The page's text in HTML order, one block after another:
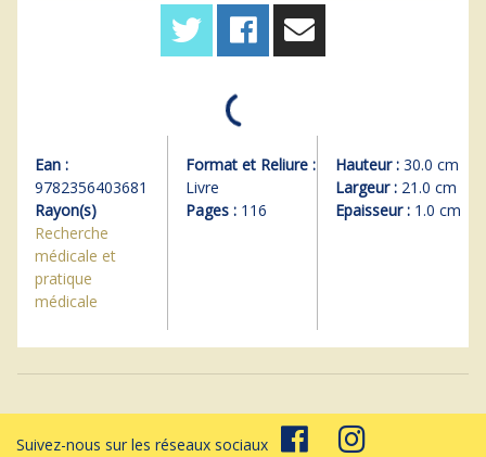
Ean :
9782356403681
Rayon(s)
Recherche
médicale et
pratique
médicale
Format et Reliure :
Livre
Pages :116
Hauteur : 30.0 cm
Largeur : 21.0 cm
Epaisseur : 1.0 cm
Suivez-nous sur les réseaux sociaux